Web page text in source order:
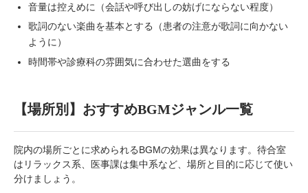
音量は控えめに（会話や呼び出しの妨げにならない程度）
歌詞のない楽曲を基本とする（患者の注意が歌詞に向かない
ように）
時間帯や診療科の雰囲気に合わせた選曲をする
【場所別】おすすめBGMジャンル一覧
院内の場所ごとに求められるBGMの効果は異なります。待合室
はリラックス系、医事課は集中系など、場所と目的に応じて使い
分けましょう。